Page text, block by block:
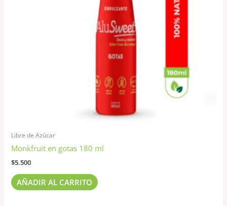
Libre de Azúcar
Monkfruit en gotas 180 ml
$5.500
AÑADIR AL CARRITO